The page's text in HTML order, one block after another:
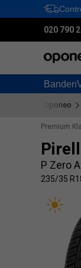
020 790
Banden
Oponeo
Premium
P Zero
235/35